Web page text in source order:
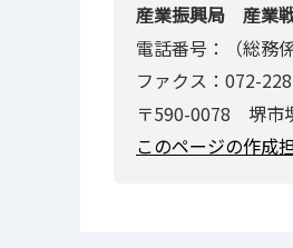
産業振興局 産業
電話番号：（総務係
ファクス：072-
〒590-0078 堺市
このページの作成